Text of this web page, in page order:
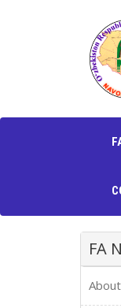
FA